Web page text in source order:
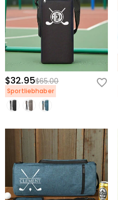
$32.95$65.00
Sportliebhaber